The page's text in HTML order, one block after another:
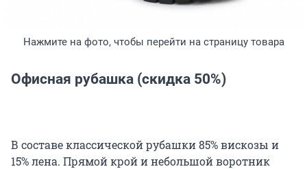
Нажмите на фото, чтобы перейти на страницу товара
Офисная рубашка (скидка 50%)
В составе классической рубашки 85% вискозы и
15% лена. Прямой крой и небольшой воротник